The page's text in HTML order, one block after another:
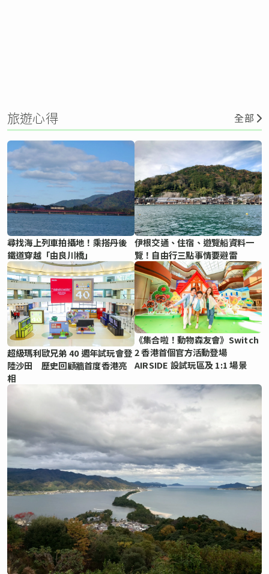
旅遊心得 全部
尋找海上列車拍攝地！乘搭丹後
鐵道穿越「由良川橋」
伊根交通、住宿、遊覽船資料一
覽！自由行三點事情要避雷
超級瑪利歐兄弟 40 週年試玩會登
陸沙田 歷史回顧牆首度香港亮
相
《集合啦！動物森友會》Switch
2 香港首個官方活動登場
AIRSIDE 設試玩區及 1:1 場景